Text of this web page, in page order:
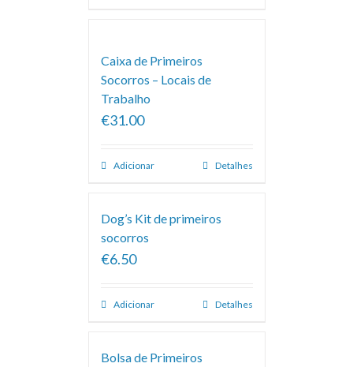
Caixa de Primeiros
Socorros – Locais de
Trabalho
€31.00
Adicionar Detalhes
Dog’s Kit de primeiros
socorros
€6.50
Adicionar Detalhes
Bolsa de Primeiros